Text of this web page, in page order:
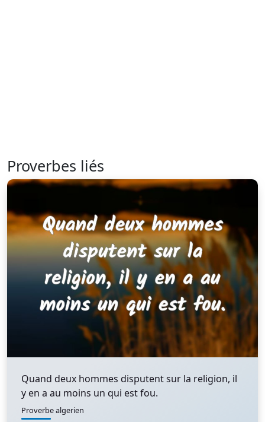
Proverbes liés
Quand deux hommes disputent sur la religion, il
y en a au moins un qui est fou.
Proverbe algerien